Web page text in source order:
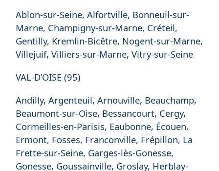
Ablon-sur-Seine, Alfortville, Bonneuil-sur-
Marne, Champigny-sur-Marne, Créteil,
Gentilly, Kremlin-Bicêtre, Nogent-sur-Marne,
Villejuif, Villiers-sur-Marne, Vitry-sur-Seine
VAL-D’OISE (95)
Andilly, Argenteuil, Arnouville, Beauchamp,
Beaumont-sur-Oise, Bessancourt, Cergy,
Cormeilles-en-Parisis, Eaubonne, Écouen,
Ermont, Fosses, Franconville, Frépillon, La
Frette-sur-Seine, Garges-lès-Gonesse,
Gonesse, Goussainville, Groslay, Herblay-